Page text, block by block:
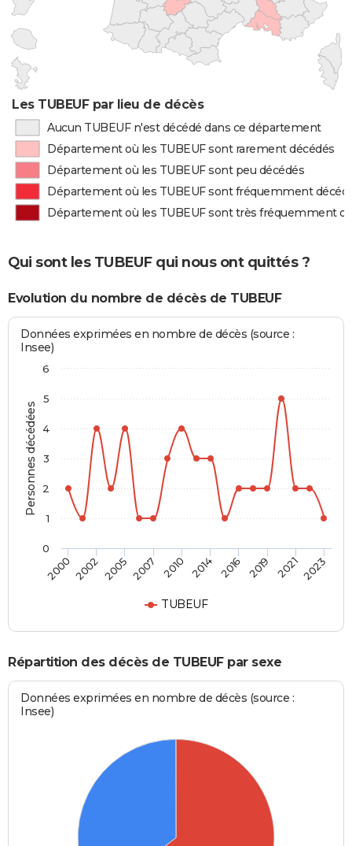
Les TUBEUF par lieu de décès
Aucun TUBEUF n'est décédé dans ce département
Département où les TUBEUF sont rarement décédés
Département où les TUBEUF sont peu décédés
Département où les TUBEUF sont fréquemment
Département où les TUBEUF sont très fréquemment
Qui sont les TUBEUF qui nous ont quittés ?
Evolution du nombre de décès de TUBEUF
Personnes décédées
Données exprimées en nombre de décès (source :
Insee)
TUBEUF
2000 2002 2005 2007 2010 2014 2016 2019 20212023
0
1
2
3
4
5
6
Répartition des décès de TUBEUF par sexe
Données exprimées en nombre de décès (source :
Insee)